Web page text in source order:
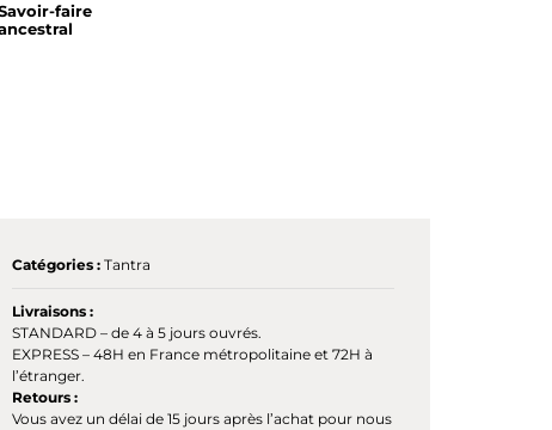
faire
Catégories : Tantra
Livraisons :
STANDARD – de 4 à 5 jours ouvrés.
EXPRESS – 48H en France métropolitaine et 72H à
l’étranger.
Retours :
Vous avez un délai de 15 jours après l’achat pour nous